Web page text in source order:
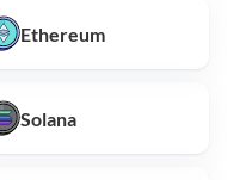
Ethereum
Solana